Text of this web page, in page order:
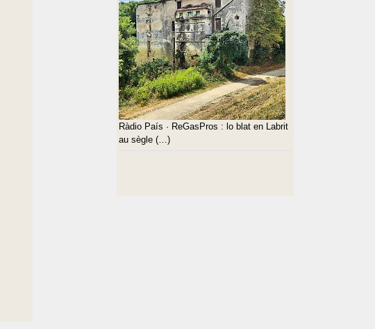
Ràdio País · ReGasPros : lo blat en Labrit
au sègle (…)